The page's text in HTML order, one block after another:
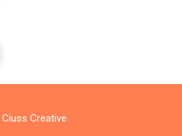
Ciuss Creative